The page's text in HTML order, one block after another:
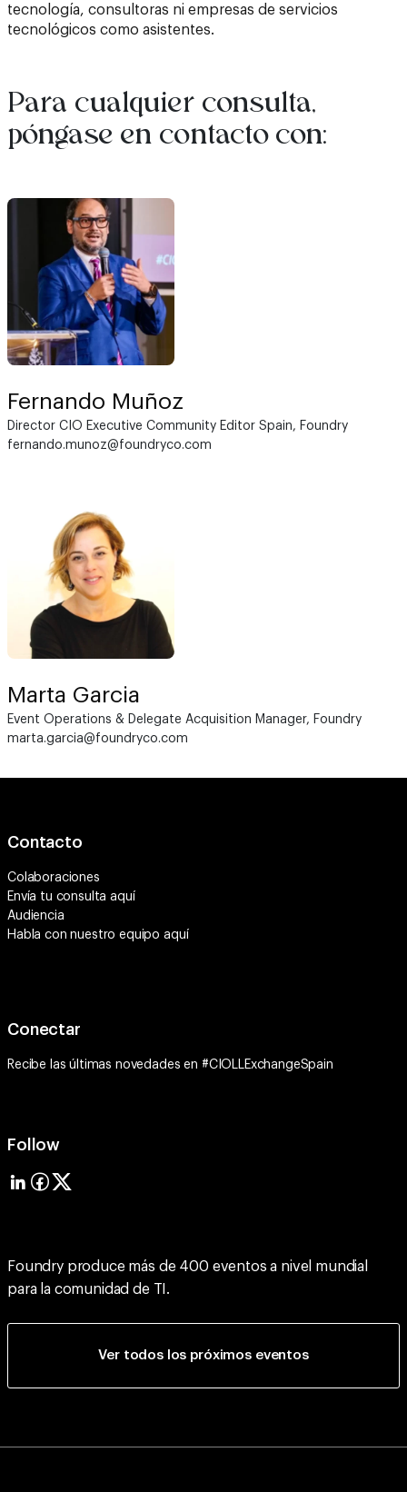
tecnología, consultoras ni empresas de servicios
tecnológicos como asistentes.
Para cualquier consulta,
póngase en contacto con:
Fernando Muñoz
Director CIO Executive Community Editor Spain, Foundry
fernando.munoz@foundryco.com
Marta Garcia
Event Operations & Delegate Acquisition Manager, Foundry
marta.garcia@foundryco.com
Contacto
Colaboraciones
Envía tu consultaaquí
Audiencia
Habla con nuestro equipo aquí
Conectar
Recibe las últimas novedades en #CIOLLExchangeSpain
Follow
Foundry produce más de 400 eventos a nivel mundial
para la comunidad de TI.
Ver todos los próximos eventos